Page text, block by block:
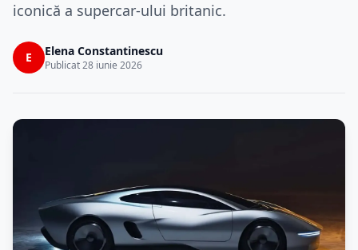
iconică a supercar-ului britanic.
E Elena Constantinescu
Publicat 28 iunie 2026